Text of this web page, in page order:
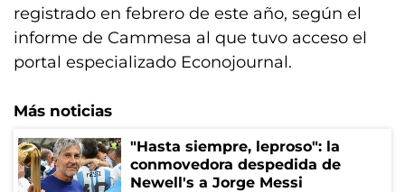
registrado en febrero de este año, según el
informe de Cammesa al que tuvo acceso el
portal especializado Econojournal.
Más noticias
"Hasta siempre, leproso": la
conmovedora despedida de
Newell's a Jorge Messi